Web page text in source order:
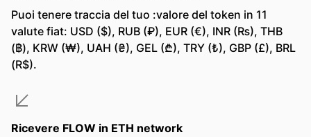
Puoi tenere traccia del tuo :valore del token in 11
valute fiat: USD ($), RUB (₽), EUR (€), INR (₨), THB
(฿), KRW (₩), UAH (₴), GEL (₾), TRY (₺), GBP (£), BRL
(R$).
Ricevere FLOW in ETH network